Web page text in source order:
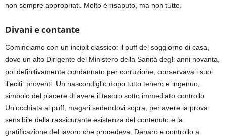
non sempre appropriati. Molto è risaputo, ma non tutto.
Divani e contante
Cominciamo con un incipit classico: il puff del soggiorno di casa,
dove un alto Dirigente del Ministero della Sanità degli anni novanta,
poi definitivamente condannato per corruzione, conservava i suoi
illeciti proventi. Un nascondiglio dopo tutto tenero e ingenuo,
simbolo del piacere di avere il tesoro sotto immediato controllo.
Un’occhiata al puff, magari sedendovi sopra, per avere la prova
sensibile della rassicurante esistenza del contenuto e la
gratificazione del lavoro che procedeva. Denaro e controllo a